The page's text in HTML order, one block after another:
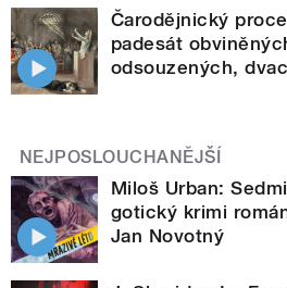
Čarodějnický
padesát
odsouzených,
NEJPOSLOUCHANĚJŠÍ
Miloš Urban:
gotický krimi
Jan Novotný